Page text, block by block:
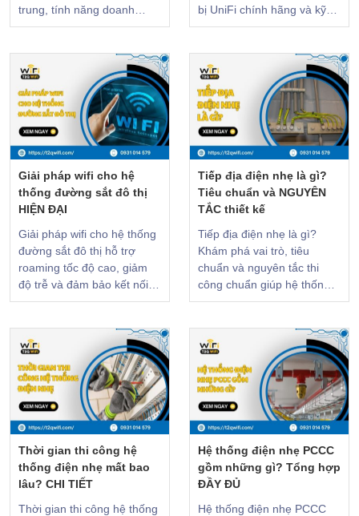
trung, tính năng doanh
nghiệp và chi phí đầu tư.
bị UniFi chính hãng và kỹ
thuật viên onsite hỗ trợ.
Giải pháp wifi cho hệ
thống đường sắt đô thị
HIỆN ĐẠI
Giải pháp wifi cho hệ thống
đường sắt đô thị hỗ trợ
roaming tốc độ cao, giảm
độ trễ và đảm bảo kết nối
ổn định khi tàu điện di
Tiếp địa điện nhẹ là gì?
Tiêu chuẩn và NGUYÊN
TẮC thiết kế
Tiếp địa điện nhẹ là gì?
Khám phá vai trò, tiêu
chuẩn và nguyên tắc thi
công chuẩn giúp hệ thống
camera, mạng, WiFi hoạt
Thời gian thi công hệ
thống điện nhẹ mất bao
lâu? CHI TIẾT
Thời gian thi công hệ thống
Hệ thống điện nhẹ PCCC
gồm những gì? Tổng hợp
ĐẦY ĐỦ
Hệ thống điện nhẹ PCCC